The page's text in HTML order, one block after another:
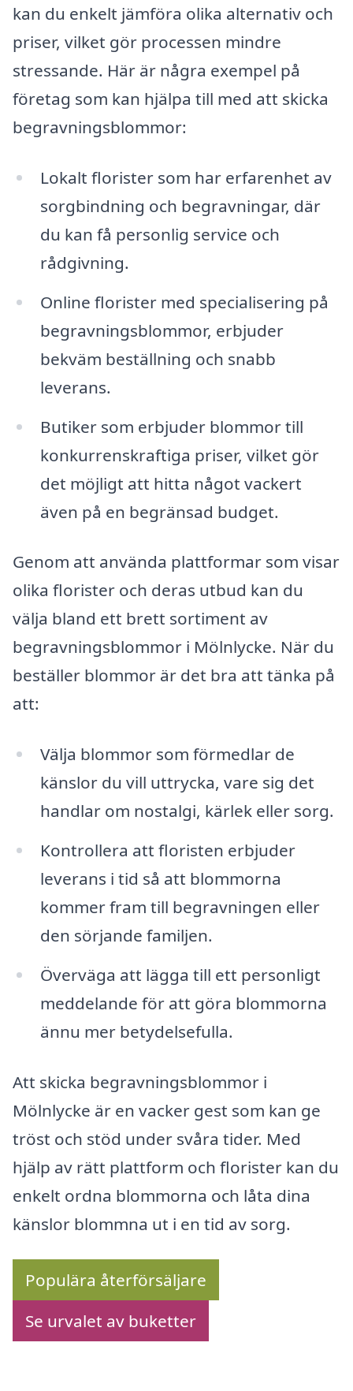
kan du enkelt jämföra olika alternativ och
priser, vilket gör processen mindre
stressande. Här är några exempel på
företag som kan hjälpa till med att skicka
begravningsblommor:
Lokalt florister som har erfarenhet av
sorgbindning och begravningar, där
du kan få personlig service och
rådgivning.
Online florister med specialisering på
begravningsblommor, erbjuder
bekväm beställning och snabb
leverans.
Butiker som erbjuder blommor till
konkurrenskraftiga priser, vilket gör
det möjligt att hitta något vackert
även på en begränsad budget.
Genom att använda plattformar som visar
olika florister och deras utbud kan du
välja bland ett brett sortiment av
begravningsblommor i Mölnlycke. När du
beställer blommor är det bra att tänka på
att:
Välja blommor som förmedlar de
känslor du vill uttrycka, vare sig det
handlar om nostalgi, kärlek eller sorg.
Kontrollera att floristen erbjuder
leverans i tid så att blommorna
kommer fram till begravningen eller
den sörjande familjen.
Överväga att lägga till ett personligt
meddelande för att göra blommorna
ännu mer betydelsefulla.
Att skicka begravningsblommor i
Mölnlycke är en vacker gest som kan ge
tröst och stöd under svåra tider. Med
hjälp av rätt plattform och florister kan du
enkelt ordna blommorna och låta dina
känslor blommna ut i en tid av sorg.
Populära återförsäljare
Se urvalet av buketter